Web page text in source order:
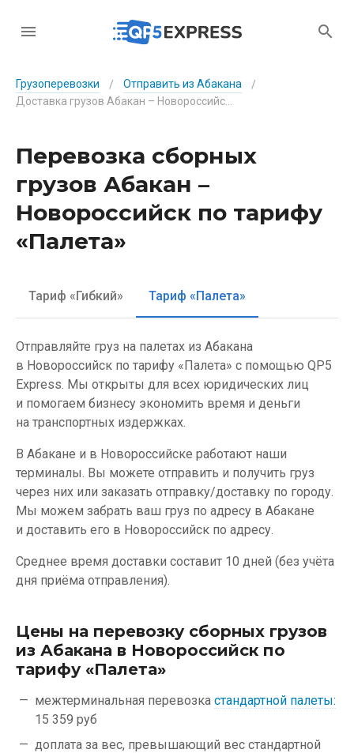
Грузоперевозки / Отправить из Абакана
/
Перевозка сборных
грузов Абакан –
Новороссийск по тарифу
«Палета»
Тариф «Гибкий» Тариф «Палета»
Отправляйте груз на палетах из Абакана
в Новороссийск по тарифу «Палета» с помощью QP5
Express. Мы открыты для всех юридических лиц
и помогаем бизнесу экономить время и деньги
на транспортных издержках.
В Абакане и в Новороссийске работают наши
терминалы. Вы можете отправить и получить груз
через них или заказать отправку/доставку по городу.
Мы можем забрать ваш груз по адресу в Абакане
и доставить его в Новороссийск по адресу.
Среднее время доставки составит 10 дней (без учёта
дня приёма отправления).
Цены на перевозку сборных грузов
из Абакана в Новороссийск по
тарифу «Палета»
межтерминальная перевозка стандартной палеты:
15 359 руб
доплата за вес, превышающий вес стандартной